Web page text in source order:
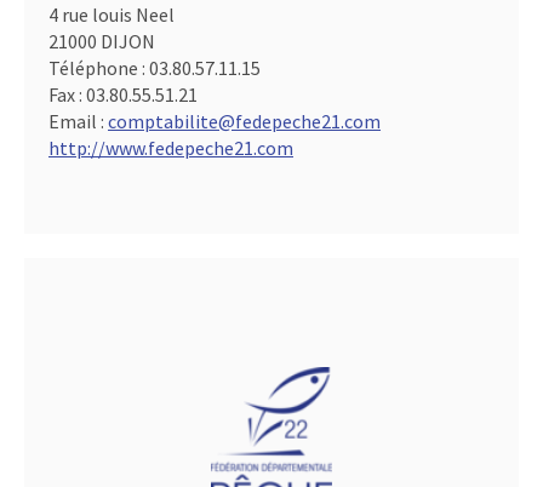
4 rue louis Neel
21000 DIJON
Téléphone : 03.80.57.11.15
Fax : 03.80.55.51.21
Email : comptabilite@fedepeche21.com
http://www.fedepeche21.com